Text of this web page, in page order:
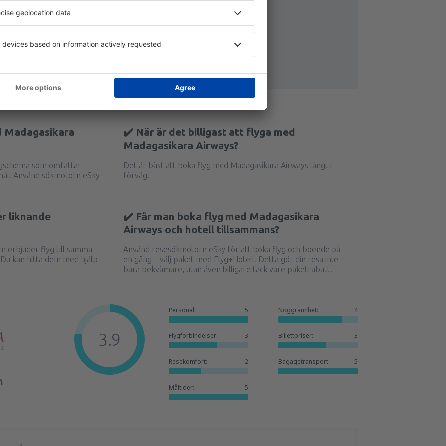
Madagasikara
som omfattar
Använd sökmotorn eSky
✔️ När är det billigast att flyga med
Madagasikara Airways?
Det är bäst att boka flyg med Madagasikara Airways långt i
förväg.
liknande
erbjuder flyg till samma
kan hitta dem med hjälp
✔️ Får man boka flyg med Madagasikara
Airways och hotell tillsammans?
Använd resesökmotorn eSky för att boka flyg och boende på
en gång – välj paket med Flyg+Hotell. Detta gör din resa inte
bara bekvämare, utan även billigare tack vare paketrabatt.
Personal: 5 Noggrannhet: 4
Flygförbindelser: 3 Biljettpriser: 3
Resekomfort: 2 Bagagetransport: 5
Måltider: 5
3.9